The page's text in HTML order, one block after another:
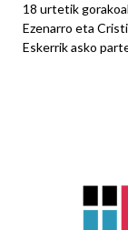
18 urtetik
Ezenarro eta
Eskerrik asko